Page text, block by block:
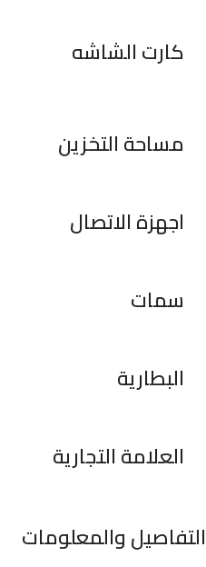
التفاصيل والمعلومات
كارت الشاشه
مساحة التخزين
اجهزة الاتصال
سمات
البطارية
العلامة التجارية